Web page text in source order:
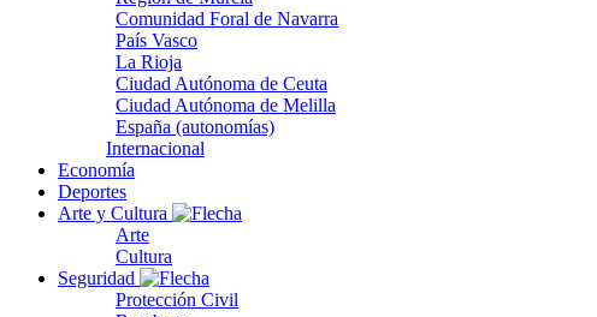
Comunidad Foral de Navarra
País Vasco
La Rioja
Ciudad Autónoma de Ceuta
Ciudad Autónoma de Melilla
España (autonomías)
Internacional
Economía
Deportes
Arte y Cultura
Arte
Cultura
Seguridad
Protección Civil